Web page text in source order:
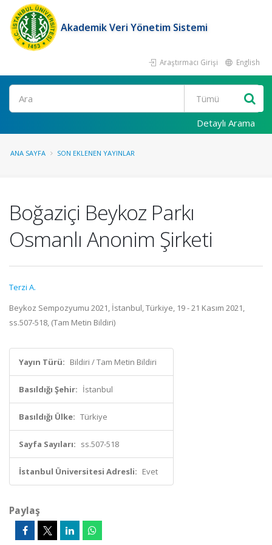
Akademik Veri Yönetim Sistemi
Araştırmacı Girişi English
Ara
Detaylı Arama
ANA SAYFA SON EKLENEN YAYINLAR
Boğaziçi Beykoz Parkı
Osmanlı Anonim Şirketi
Terzi A.
Beykoz Sempozyumu 2021, İstanbul, Türkiye, 19 - 21 Kasım 2021,
ss.507-518, (Tam Metin Bildiri)
Yayın Türü: Bildiri / Tam Metin Bildiri
Basıldığı Şehir: İstanbul
Basıldığı Ülke: Türkiye
Sayfa Sayıları: ss.507-518
İstanbul Üniversitesi Adresli: Evet
Paylaş